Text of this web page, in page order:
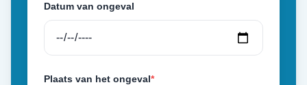
Datum van ongeval
Plaats van het ongeval*